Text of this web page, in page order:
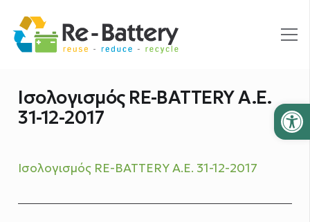
Ισολογισμός RE-BATTERY A.E.
31-12-2017
Ισολογισμός RE-BATTERY A.E. 31-12-2017